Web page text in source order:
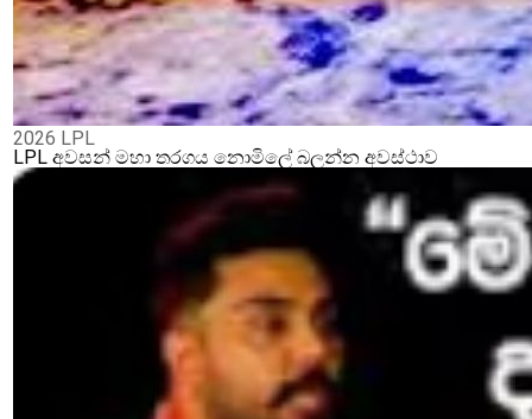
2026 LPL
LPL අවසන් මහා තරගය නොමිලේ බලන්න අවස්ථාව